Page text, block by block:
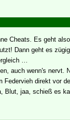
Cheats. Es geht
Dann geht es
…
auch wenn's nervt.
Federvieh direkt vor
Blut, jaa, schieß es